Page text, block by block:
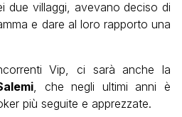
due villaggi, avevano deciso di
e dare al loro rapporto una
Vip, ci sarà anche la
, che negli ultimi anni è
più seguite e apprezzate.